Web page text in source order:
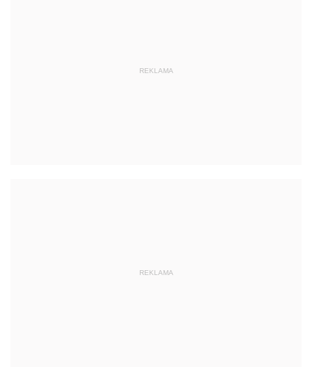
REKLAMA
REKLAMA